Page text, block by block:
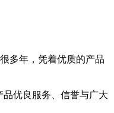
多年，凭着优质的产品
优良服务、信誉与广大